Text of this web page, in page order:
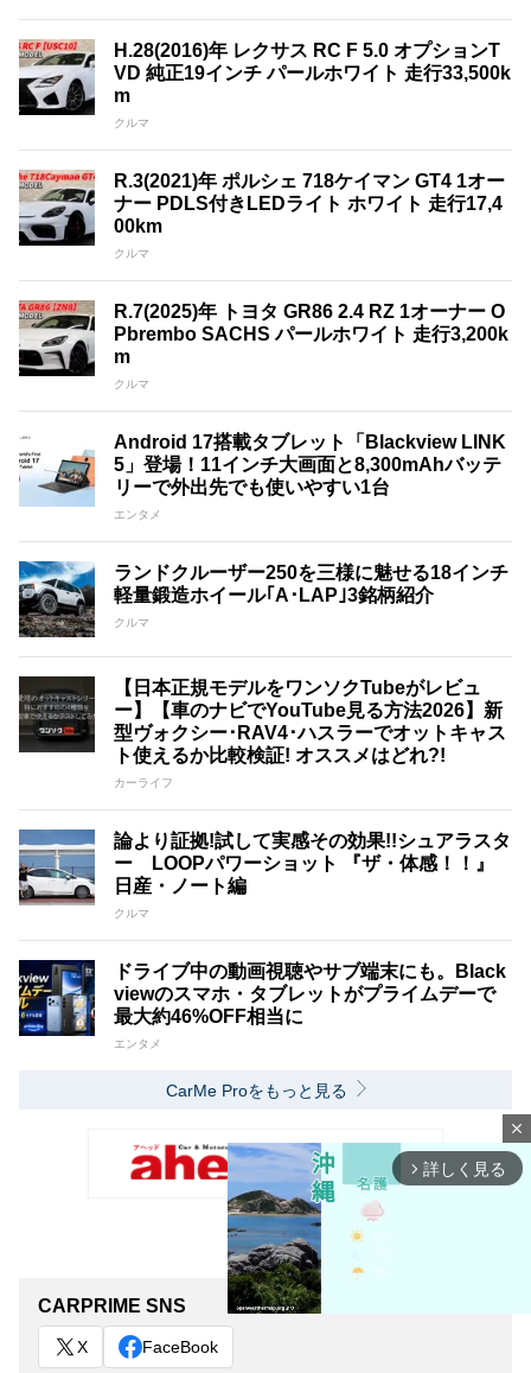
H.28(2016)年 レクサス RC F 5.0 オプションT
VD 純正19インチ パールホワイト 走行33,500k
m
クルマ
R.3(2021)年 ポルシェ 718ケイマン GT4 1オー
ナー PDLS付きLEDライト ホワイト 走行17,4
00km
クルマ
R.7(2025)年 トヨタ GR86 2.4 RZ 1オーナー O
Pbrembo SACHS パールホワイト 走行3,200k
m
クルマ
Android 17搭載タブレット「Blackview LINK
5」登場！11インチ大画面と8,300mAhバッテ
リーで外出先でも使いやすい1台
エンタメ
ランドクルーザー250を三様に魅せる18インチ
軽量鍛造ホイール｢A･LAP｣3銘柄紹介
クルマ
【日本正規モデルをワンソクTubeがレビュ
ー】【車のナビでYouTube見る方法2026】新
型ヴォクシー･RAV4･ハスラーでオットキャス
ト使えるか比較検証! オススメはどれ?!
カーライフ
論より証拠!試して実感その効果!!シュアラスタ
ー LOOPパワーショット 『ザ・体感！！』
日産・ノート編
クルマ
ドライブ中の動画視聴やサブ端末にも。Black
viewのスマホ・タブレットがプライムデーで
最大約46%OFF相当に
エンタメ
CarMe Proをもっと見る
CARPRIME SNS
X FaceBook
close
arrow_forward_ios 詳しく見る